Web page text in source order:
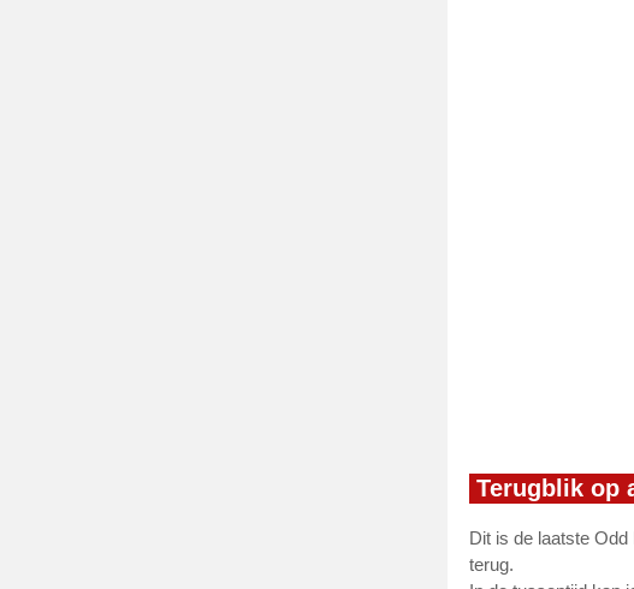
Terugblik op
Dit is de laatste
terug.